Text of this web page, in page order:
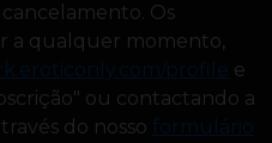
Os
a qualquer momento,
profile e
ou contactando a
do nosso formulário